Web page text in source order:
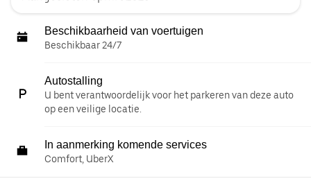
Beschikbaarheid van voertuigen
Beschikbaar 24/7
Autostalling
U bent verantwoordelijk voor het parkeren van deze auto
op een veilige locatie.
In aanmerking komende services
Comfort, UberX